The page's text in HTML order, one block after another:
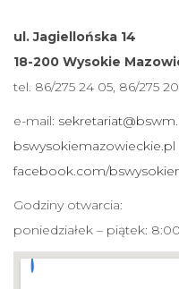
ul. Jagiellońska 14
18-200 Wysokie
tel. 86/275 24 05, 86/275
e-mail:
bswysokiemazowieckie.pl
facebook.com/
Godziny otwarcia:
poniedziałek – piątek: